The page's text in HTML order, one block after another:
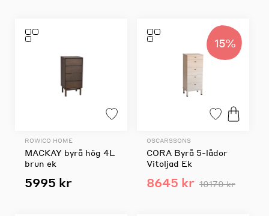
ROWICO HOME
MACKAY byrå hög 4L
brun ek
5995 kr
15%
OSCARSSONS
CORA Byrå 5-lådor
Vitoljad Ek
8645 kr 10170 kr